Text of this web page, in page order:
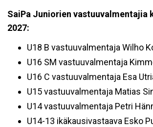
SaiPa Juniorien vastuuvalmentajia
2027:
U18 B vastuuvalmentaja Wilho
U16 SM vastuuvalmentaja
U16 C vastuuvalmentaja Esa
U15 vastuuvalmentaja Matias
U14 vastuuvalmentaja Petri
U14-13 ikäkausivastaava Esko